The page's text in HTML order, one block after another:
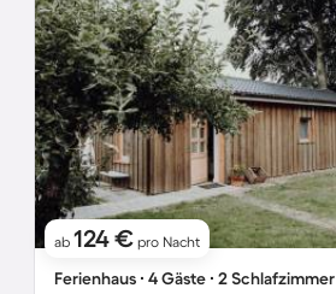
ab 124 € pro Nacht
Ferienhaus ∙ 4 Gäste ∙ 2 Schlafzimmer